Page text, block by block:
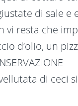
di sale e
vi resta che
d’olio, un
di ceci